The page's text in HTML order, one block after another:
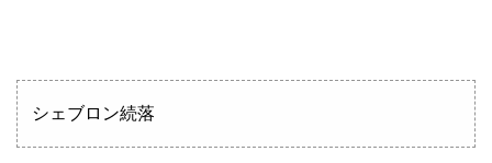
シェブロン続落